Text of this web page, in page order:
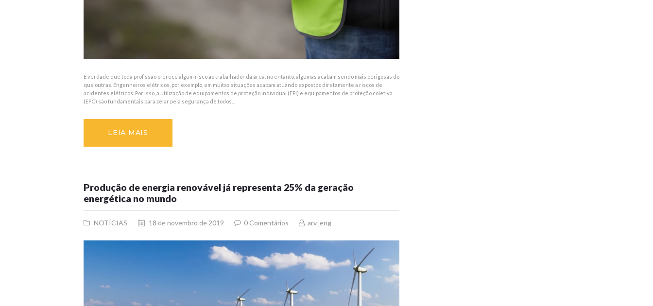
É verdade que toda profissão oferece algum risco ao trabalhador da área, no entanto, algumas acabam sendo mais perigosas do
que outras. Engenheiros elétricos, por exemplo, em muitas situações acabam atuando expostos diretamente a riscos de
acidentes elétricos. Por isso, a utilização de equipamentos de proteção individual (EPI) e equipamentos de proteção coletiva
(EPC) são fundamentais para zelar pela segurança de todos…
LEIA MAIS
Produção de energia renovável já representa 25% da geração
energética no mundo
NOTÍCIAS 18 de novembro de 2019 0 Comentários arv_eng